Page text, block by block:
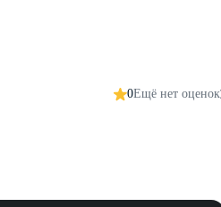
0Ещё нет оценок